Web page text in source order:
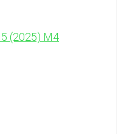
(2025) M4